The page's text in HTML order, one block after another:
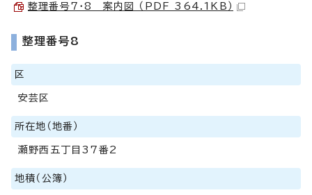
整理番号7・8 案内図 （PDF 364.1KB）
整理番号8
区
安芸区
所在地（地番）
瀬野西五丁目37番2
地積（公簿）